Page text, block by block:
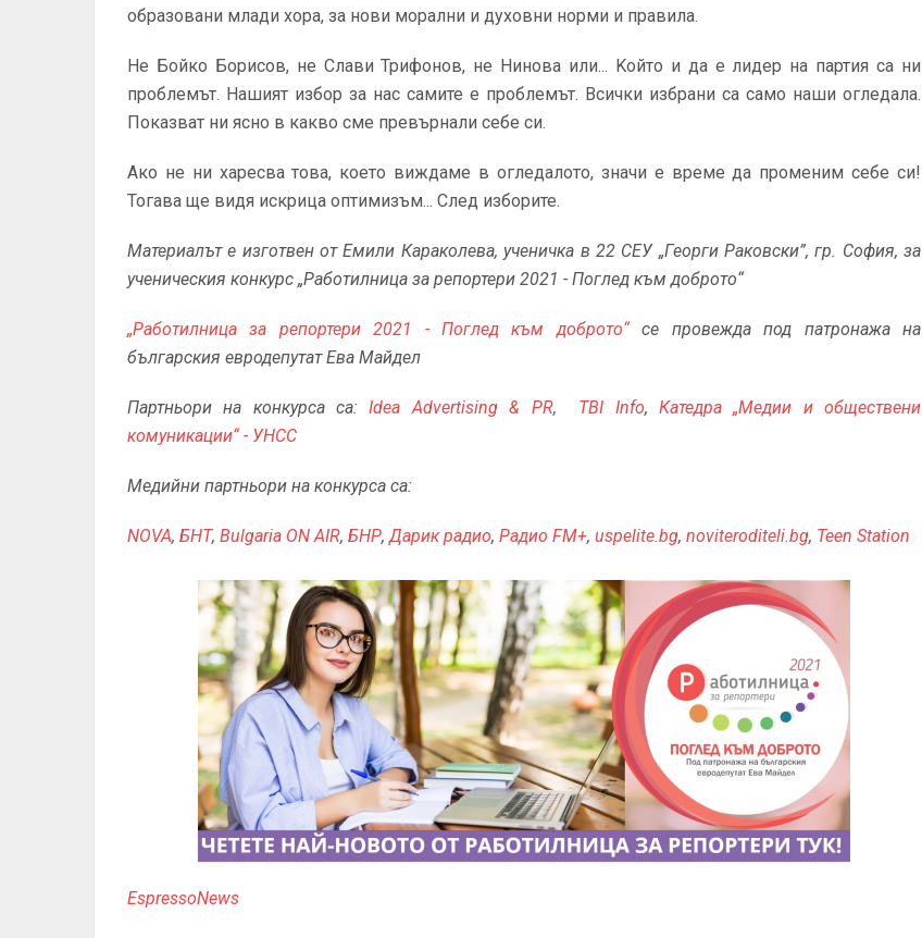
образовани млади хора, за нови морални и духовни норми и правила.
Не Бойко Борисов, не Слави Трифонов, не Нинова или... Kойто и да е лидер на партия са ни
проблемът. Нашият избор за нас самите е проблемът. Всички избрани са само наши огледала.
Показват ни ясно в какво сме превърнали себе си.
Ако не ни харесва това, което виждаме в огледалото, значи е време да променим себе си!
Тогава ще видя искрица оптимизъм... След изборите.
Материалът е изготвен отЕмили Караколева, ученичка в 22 СЕУ „Георги Раковски”, гр. София, за
ученическия конкурс „Работилница за репортери 2021 - Поглед към доброто“
„Работилница за репортери 2021 - Поглед към доброто“
се провежда под патронажа на
българския евродепутат Ева Майдел
Партньори на конкурса са:Idea Advertising & PR, TBI Info, Катедра „Медии и обществени
комуникации“ - УНСС
Медийни партньори на конкурса са:
NOVA, БНТ, Bulgaria ON AIR, БНР, Дарик радио, Радио FM+, uspelite.bg, noviteroditeli.bg, Teen Station
EspressoNews